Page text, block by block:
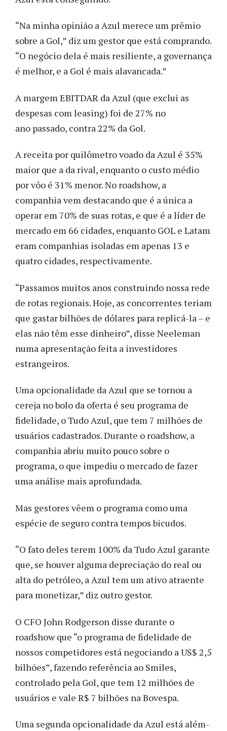
“Na minha opinião a Azul merece um prêmio
sobre a Gol,” diz um gestor que está comprando.
“O negócio dela é mais resiliente, a governança
é melhor, e a Gol é mais alavancada.”
A margem EBITDAR da Azul (que exclui as
despesas com leasing) foi de 27% no
ano passado, contra 22% da Gol.
A receita por quilômetro voado da Azul é 35%
maior que a da rival, enquanto o custo médio
por vôo é 31% menor. No roadshow, a
companhia vem destacando que é a única a
operar em 70% de suas rotas, e que é a líder de
mercado em 66 cidades, enquanto GOL e Latam
eram companhias isoladas em apenas 13 e
quatro cidades, respectivamente.
“Passamos muitos anos construindo nossa rede
de rotas regionais. Hoje, as concorrentes teriam
que gastar bilhões de dólares para replicá-la – e
elas não têm esse dinheiro”, disse Neeleman
numa apresentação feita a investidores
estrangeiros.
Uma opcionalidade da Azul que se tornou a
cereja no bolo da oferta é seu programa de
fidelidade, o Tudo Azul, que tem 7 milhões de
usuários cadastrados. Durante o roadshow, a
companhia abriu muito pouco sobre o
programa, o que impediu o mercado de fazer
uma análise mais aprofundada.
Mas gestores vêem o programa como uma
espécie de seguro contra tempos bicudos.
“O fato deles terem 100% da Tudo Azul garante
que, se houver alguma depreciação do real ou
alta do petróleo, a Azul tem um ativo atraente
para monetizar,” diz outro gestor.
O CFO John Rodgerson disse durante o
roadshow que “o programa de fidelidade de
nossos competidores está negociando a US$ 2,5
bilhões”, fazendo referência ao Smiles,
controlado pela Gol, que tem 12 milhões de
usuários e vale R$ 7 bilhões na Bovespa.
Uma segunda opcionalidade da Azul está além-